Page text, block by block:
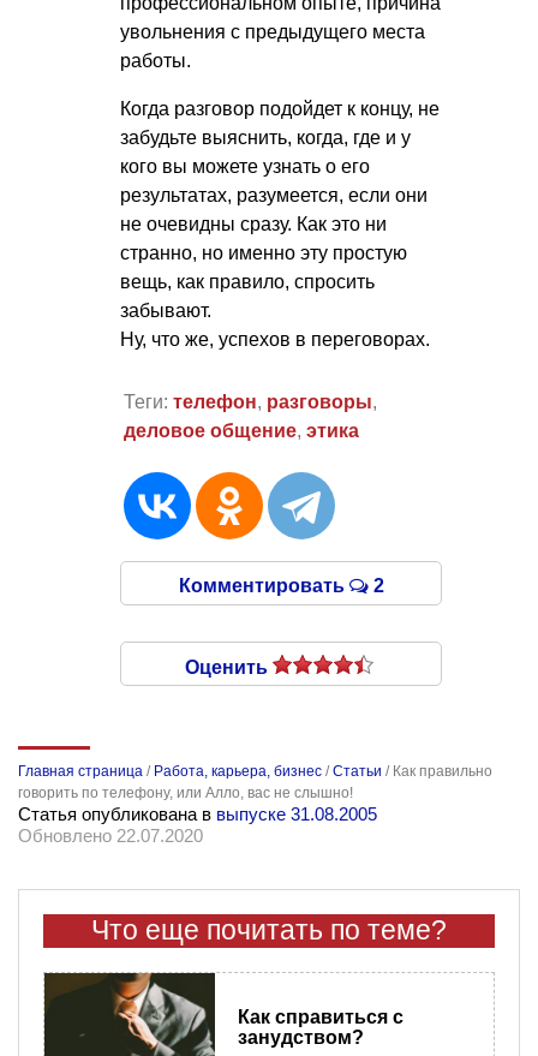
увольнения с предыдущего места
работы.
Когда разговор подойдет к концу, не
забудьте выяснить, когда, где и у
кого вы можете узнать о его
результатах, разумеется, если они
не очевидны сразу. Как это ни
странно, но именно эту простую
вещь, как правило, спросить
забывают.
Ну, что же, успехов в переговорах.
Теги: телефон, разговоры,
деловое общение, этика
Комментировать 2
Оценить
Главная страница / Работа, карьера, бизнес /Статьи / Как правильно
говорить по телефону, или Алло, вас не слышно!
Статья опубликована в выпуске 31.08.2005
Обновлено 22.07.2020
Что еще почитать по теме?
Как справиться с
занудством?